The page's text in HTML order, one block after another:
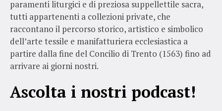
paramenti liturgici e di preziosa suppellettile sacra,
tutti appartenenti a collezioni private, che
raccontano il percorso storico, artistico e simbolico
dell’arte tessile e manifatturiera ecclesiastica a
partire dalla fine del Concilio di Trento (1563) fino ad
arrivare ai giorni nostri.
Ascolta i nostri podcast!